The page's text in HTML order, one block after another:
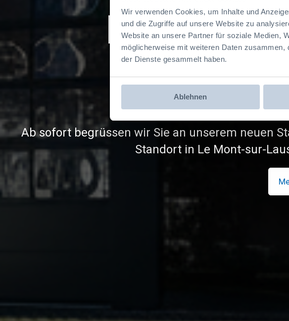
Wir verwenden Cookies, um Inhalte und
und die Zugriffe auf unsere Website zu
Website an unsere Partner für soziale Medien,
möglicherweise mit weiteren Daten
der Dienste gesammelt haben.
Ablehnen
Jumbo
Flexibel kombinierbar mit